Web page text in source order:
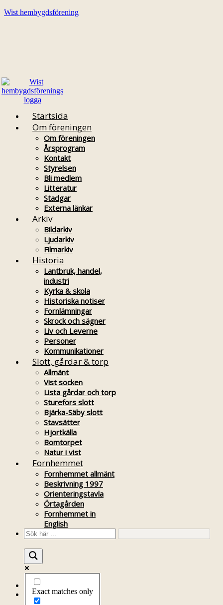
Wist hembygdsförening
Startsida
Om föreningen
Om föreningen
Årsprogram
Kontakt
Styrelsen
Bli medlem
Litteratur
Stadgar
Externa länkar
Arkiv
Bildarkiv
Ljudarkiv
Filmarkiv
Historia
Lantbruk, handel,
industri
Kyrka & skola
Historiska notiser
Fornlämningar
Skrock och sägner
Liv och Leverne
Personer
Kommunikationer
Slott, gårdar & torp
Allmänt
Vist socken
Lista gårdar och torp
Sturefors slott
Bjärka-Säby slott
Stavsätter
Hjortkälla
Bomtorpet
Natur i vist
Fornhemmet
Fornhemmet allmänt
Beskrivning 1997
Orienteringstavla
Örtagården
Fornhemmet in
English
Exact matches only
Startsida
Om föreningen